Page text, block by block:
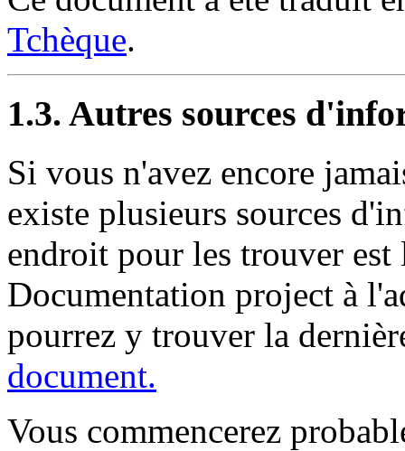
Tchèque.
1.3. Autres sources
Si vous n'avez encore
existe plusieurs sources
endroit pour les trouver
Documentation project à
pourrez y trouver la
document.
Vous commencerez